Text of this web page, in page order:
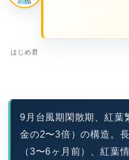
はじめ君
9月台風期閑散期、紅葉
金の2〜3倍）の構造。
（3〜6ヶ月前）、紅葉